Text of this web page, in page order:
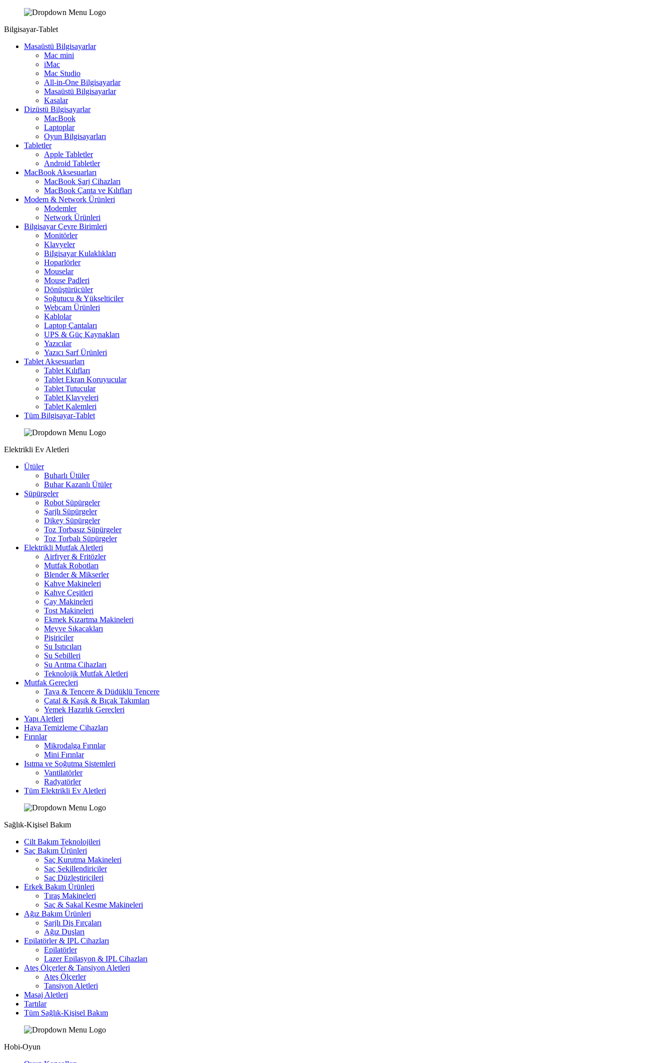
Bilgisayar-Tablet
Masaüstü Bilgisayarlar
Mac mini
iMac
Mac Studio
All-in-One Bilgisayarlar
Masaüstü Bilgisayarlar
Kasalar
Dizüstü Bilgisayarlar
MacBook
Laptoplar
Oyun Bilgisayarları
Tabletler
Apple Tabletler
Android Tabletler
MacBook Aksesuarları
MacBook Şarj Cihazları
MacBook Çanta ve Kılıfları
Modem & Network Ürünleri
Modemler
Network Ürünleri
Bilgisayar Çevre Birimleri
Monitörler
Klavyeler
BiIgisayar Kulaklıkları
Hoparlörler
Mouselar
Mouse Padleri
Dönüştürücüler
Soğutucu & Yükselticiler
Webcam Ürünleri
Kablolar
Laptop Çantaları
UPS & Güç Kaynakları
Yazıcılar
Yazıcı Sarf Ürünleri
Tablet Aksesuarları
Tablet Kılıfları
Tablet Ekran Koruyucular
Tablet Tutucular
Tablet Klavyeleri
Tablet Kalemleri
Tüm Bilgisayar-Tablet
Elektrikli Ev Aletleri
Ütüler
Buharlı Ütüler
Buhar Kazanlı Ütüler
Süpürgeler
Robot Süpürgeler
Şarjlı Süpürgeler
Dikey Süpürgeler
Toz Torbasız Süpürgeler
Toz Torbalı Süpürgeler
Elektrikli Mutfak Aletleri
Airfryer & Fritözler
Mutfak Robotları
Blender & Mikserler
Kahve Makineleri
Kahve Çeşitleri
Çay Makineleri
Tost Makineleri
Ekmek Kızartma Makineleri
Meyve Sıkacakları
Pişiriciler
Su Isıtıcıları
Su Sebilleri
Su Arıtma Cihazları
Teknolojik Mutfak Aletleri
Mutfak Gereçleri
Tava & Tencere & Düdüklü Tencere
Çatal & Kaşık & Bıçak Takımları
Yemek Hazırlık Gereçleri
Yapı Aletleri
Hava Temizleme Cihazları
Fırınlar
Mikrodalga Fırınlar
Mini Fırınlar
Isıtma ve Soğutma Sistemleri
Vantilatörler
Radyatörler
Tüm Elektrikli Ev Aletleri
Sağlık-Kişisel Bakım
Cilt Bakım Teknolojileri
Saç Bakım Ürünleri
Saç Kurutma Makineleri
Saç Şekillendiriciler
Saç Düzleştiricileri
Erkek Bakım Ürünleri
Tıraş Makineleri
Saç & Sakal Kesme Makineleri
Ağız Bakım Ürünleri
Şarjlı Diş Fırçaları
Ağız Duşları
Epilatörler & IPL Cihazları
Epilatörler
Lazer Epilasyon & IPL Cihazları
Ateş Ölçerler & Tansiyon Aletleri
Ateş Ölçerler
Tansiyon Aletleri
Masaj Aletleri
Tartılar
Tüm Sağlık-Kişisel Bakım
Hobi-Oyun